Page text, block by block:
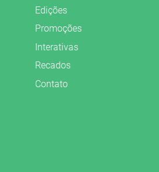
Edições
Promoções
Interativas
Recados
Contato